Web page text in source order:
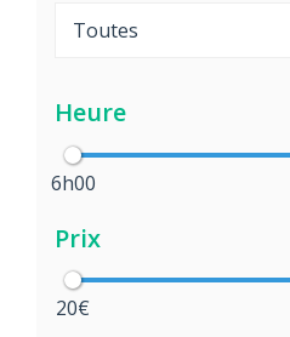
Heure
6h00
Prix
20€